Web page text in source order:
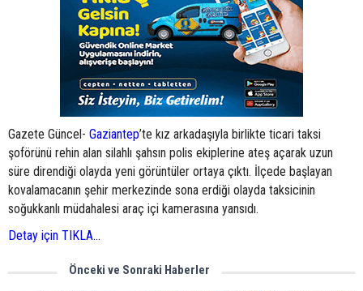
Gazete Güncel- Gaziantep’te kız arkadaşıyla birlikte ticari taksi
şoförünü rehin alan silahlı şahsın polis ekiplerine ateş açarak uzun
süre direndiği olayda yeni görüntüler ortaya çıktı. İlçede başlayan
kovalamacanın şehir merkezinde sona erdiği olayda taksicinin
soğukkanlı müdahalesi araç içi kamerasına yansıdı.
Detay için TIKLA...
Önceki ve Sonraki Haberler